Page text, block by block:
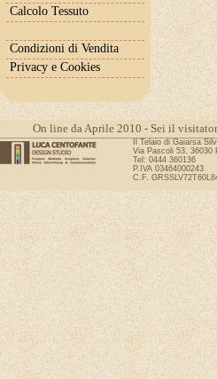
Calcolo Tessuto
Condizioni di Vendita
Privacy e Cookies
On line da Aprile 2010 - Sei il
Il Telaio di Gaiarsa
Via Pascoli 53, 36030
Tel: 0444 360136
P.IVA 03464000243
C.F.